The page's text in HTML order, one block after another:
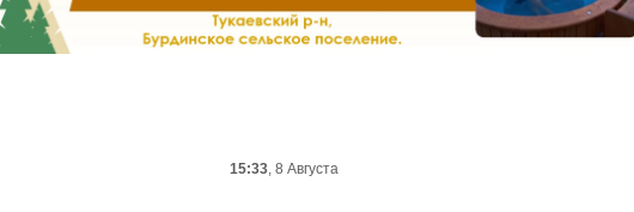
15:33, 8 Августа